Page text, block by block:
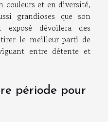
couleurs et en diversité,
grandioses que son
exposé dévoilera des
tirer le meilleur parti de
entre détente et
période pour